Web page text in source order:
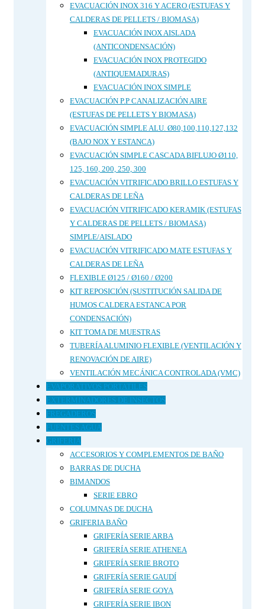
EVACUACIÓN INOX 316 Y ACERO (ESTUFAS Y
CALDERAS DE PELLETS / BIOMASA)
EVACUACIÓN INOX AISLADA
(ANTICONDENSACIÓN)
EVACUACIÓN INOX PROTEGIDO
(ANTIQUEMADURAS)
EVACUACIÓN INOX SIMPLE
EVACUACIÓN P.P CANALIZACIÓN AIRE
(ESTUFAS DE PELLETS Y BIOMASA)
EVACUACIÓN SIMPLE ALU. Ø80,100,110,127,132
(BAJO NOX Y ESTANCA)
EVACUACIÓN SIMPLE CASCADA BIFLUJO Ø110,
125, 160, 200, 250, 300
EVACUACIÓN VITRIFICADO BRILLO ESTUFAS Y
CALDERAS DE LEÑA
EVACUACIÓN VITRIFICADO KERAMIK (ESTUFAS
Y CALDERAS DE PELLETS / BIOMASA)
SIMPLE/AISLADO
EVACUACIÓN VITRIFICADO MATE ESTUFAS Y
CALDERAS DE LEÑA
FLEXIBLE Ø125 / Ø160 / Ø200
KIT REPOSICIÓN (SUSTITUCIÓN SALIDA DE
HUMOS CALDERA ESTANCA POR
CONDENSACIÓN)
KIT TOMA DE MUESTRAS
TUBERÍA ALUMINIO FLEXIBLE (VENTILACIÓN Y
RENOVACIÓN DE AIRE)
VENTILACIÓN MECÁNICA CONTROLADA (VMC)
EVAPORATIVOS PORTATILES
EXTERMINADORES DE INSECTOS
FREGADEROS
FUENTES AGUA
GRIFERIA
ACCESORIOS Y COMPLEMENTOS DE BAÑO
BARRAS DE DUCHA
BIMANDOS
SERIE EBRO
COLUMNAS DE DUCHA
GRIFERIA BAÑO
GRIFERÍA SERIE ARBA
GRIFERÍA SERIE ATHENEA
GRIFERÍA SERIE BROTO
GRIFERÍA SERIE GAUDÍ
GRIFERÍA SERIE GOYA
GRIFERÍA SERIE IBON